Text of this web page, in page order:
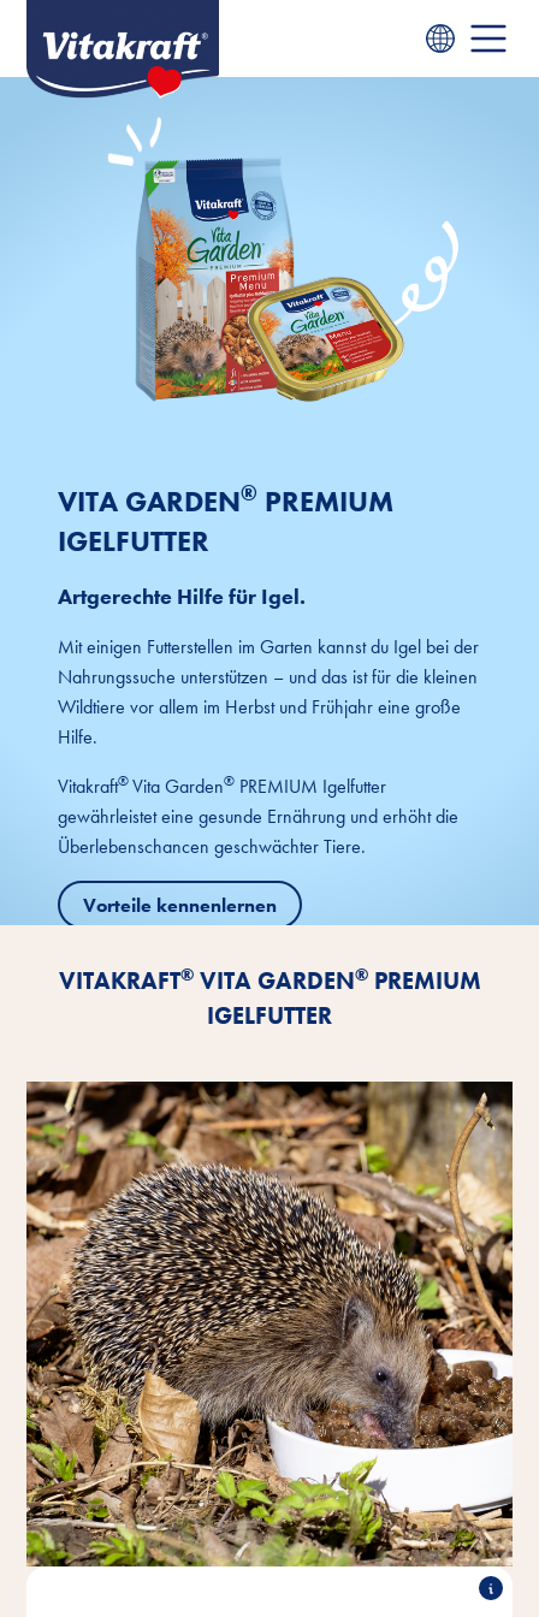
VITA GARDEN® PREMIUM
IGELFUTTER
Artgerechte Hilfe für Igel.
Mit einigen Futterstellen im Garten kannst du Igel bei der
Nahrungssuche unterstützen – und das ist für die kleinen
Wildtiere vor allem im Herbst und Frühjahr eine große
Hilfe.
Vitakraft®Vita Garden® PREMIUM Igelfutter
gewährleistet eine gesunde Ernährung und erhöht die
Überlebenschancen geschwächter Tiere.
Vorteile kennenlernen
VITAKRAFT®VITA GARDEN®PREMIUM
IGELFUTTER